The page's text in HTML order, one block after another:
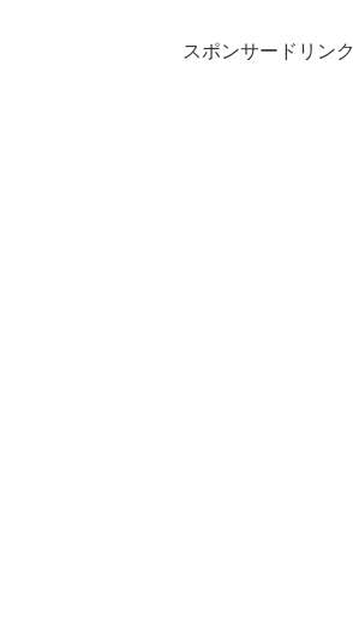
スポンサードリンク